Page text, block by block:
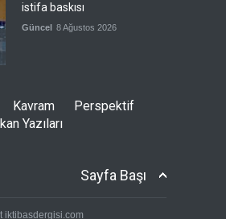
istifa baskısı
Güncel 8 Ağustos 2026
Kolombiya, solcu Petro'nun
yerine aşırı sağcı Espriella'yı
getirdi
Kavram
Perspektif
Yazıları
Sayfa Başı
iktibasdergisi.com